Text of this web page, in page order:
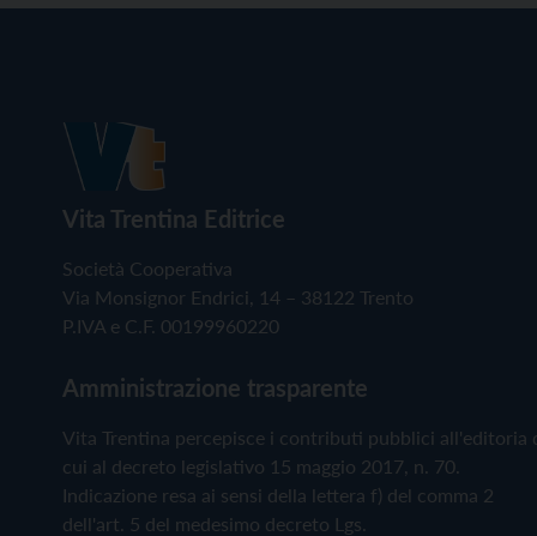
Vita Trentina Editrice
Società Cooperativa
Via Monsignor Endrici, 14 – 38122 Trento
P.IVA e C.F. 00199960220
Amministrazione trasparente
Vita Trentina percepisce i contributi pubblici all'editoria
cui al decreto legislativo 15 maggio 2017, n. 70.
Indicazione resa ai sensi della lettera f) del comma 2
dell'art. 5 del medesimo decreto Lgs.